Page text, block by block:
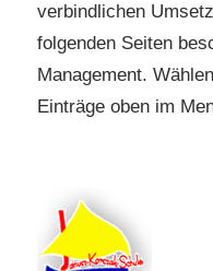
verbindlichen
folgenden Seiten
Management.
Einträge oben im